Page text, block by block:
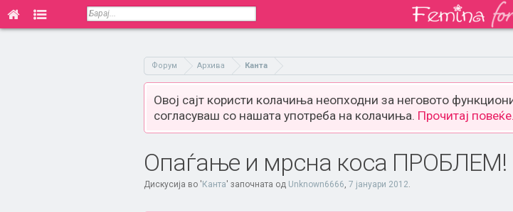
Форум Архива Канта
Овој сајт користи колачиња неопходни за неговото
согласуваш со нашата употреба на колачиња. Прочитај повеќе.
Опаѓање и мрсна коса ПРОБЛЕМ!
Дискусија во ' Канта' започната од Unknown6666, 7 јануари 2012.